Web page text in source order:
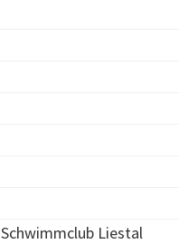
Schwimmclub Liestal